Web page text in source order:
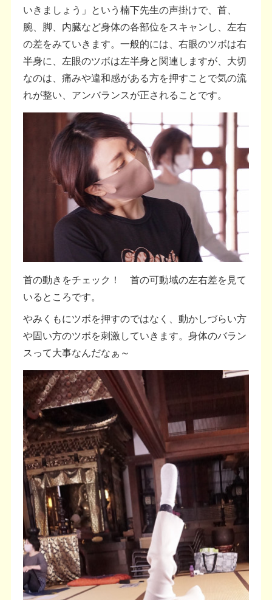
いきましょう」という楠下先生の声掛けで、首、
腕、脚、内臓など身体の各部位をスキャンし、左右
の差をみていきます。一般的には、右眼のツボは右
半身に、左眼のツボは左半身と関連しますが、大切
なのは、痛みや違和感がある方を押すことで気の流
れが整い、アンバランスが正されることです。
首の動きをチェック！ 首の可動域の左右差を見て
いるところです。
やみくもにツボを押すのではなく、動かしづらい方
や固い方のツボを刺激していきます。身体のバラン
スって大事なんだなぁ～